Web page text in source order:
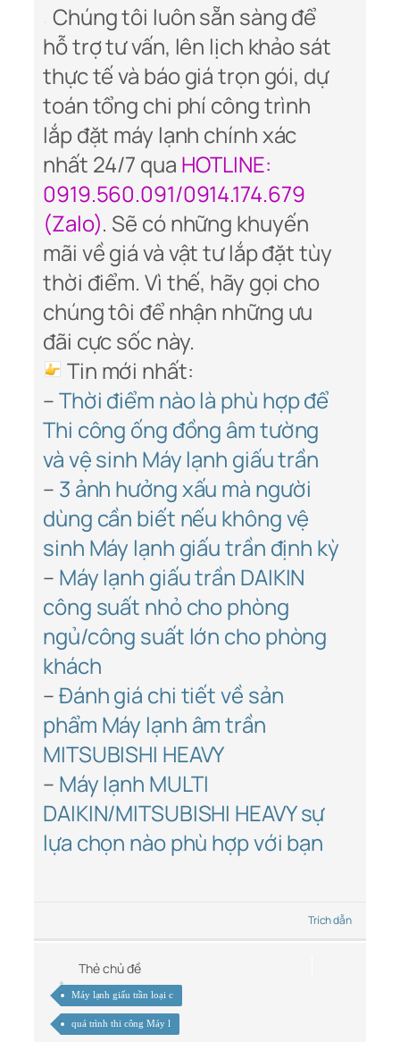
Chúng tôi luôn sẵn sàng để
hỗ trợ tư vấn, lên lịch khảo sát
thực tế và báo giá trọn gói, dự
toán tổng chi phí công trình
lắp đặt máy lạnh chính xác
nhất 24/7 qua HOTLINE:
0919.560.091/0914.174.679
(Zalo). Sẽ có những khuyến
mãi về giá và vật tư lắp đặt tùy
thời điểm. Vì thế, hãy gọi cho
chúng tôi để nhận những ưu
đãi cực sốc này.
Tin mới nhất:
–Thời điểm nào là phù hợp để
Thi công ống đồng âm tường
và vệ sinh Máy lạnh giấu trần
– 3 ảnh hưởng xấu mà người
dùng cần biết nếu không vệ
sinh Máy lạnh giấu trần định kỳ
– Máy lạnh giấu trần DAIKIN
công suất nhỏ cho phòng
ngủ/công suất lớn cho phòng
khách
–Đánh giá chi tiết về sản
phẩm Máy lạnh âm trần
MITSUBISHI HEAVY
– Máy lạnh MULTI
DAIKIN/MITSUBISHI HEAVY sự
lựa chọn nào phù hợp với bạn
Trích dẫn
Thẻ chủ đề
Máy lạnh giấu trần loại c
quá trình thi công Máy l